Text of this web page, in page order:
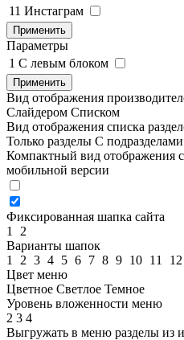
11 Инстаграм
Применить
Параметры
1 C левым блоком
Применить
Вид отображения
Слайдером Списком
Вид отображения списка
Только разделы С подразделами
Компактный вид отображения
мобильной версии
Фиксированная шапка сайта
1
2
Варианты шапок
1
2 3 4 5 6 7 8 9 10 11 12
Цвет меню
Цветное Светлое Темное
Уровень вложенности меню
2 3 4
Выгружать в меню разделы из